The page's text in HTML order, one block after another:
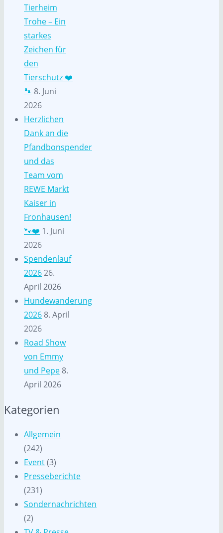
Tierheim
Trohe – Ein
starkes
Zeichen für
den
Tierschutz ❤️
🐾 8. Juni
2026
Herzlichen
Dank an die
Pfandbonspender
und das
Team vom
REWE Markt
Kaiser in
Fronhausen!
🐾❤️ 1. Juni
2026
Spendenlauf
202626.
April 2026
Hundewanderung
2026 8. April
2026
Road Show
von Emmy
und Pepe 8.
April 2026
Kategorien
Allgemein
(242)
Event(3)
Presseberichte
(231)
Sondernachrichten
(2)